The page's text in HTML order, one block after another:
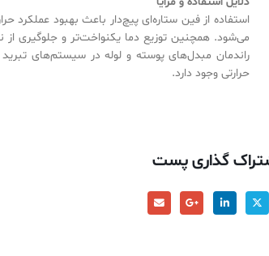
استفاده از فین ستاره‌ای پیچ‌دار باعث بهبود عملکرد
می‌شود. همچنین توزیع دما یکنواخت‌تر و جلوگیری
راندمان مبدل‌های پوسته و لوله در سیستم‌های
حرارتی وجود دارد.
گذاری پست